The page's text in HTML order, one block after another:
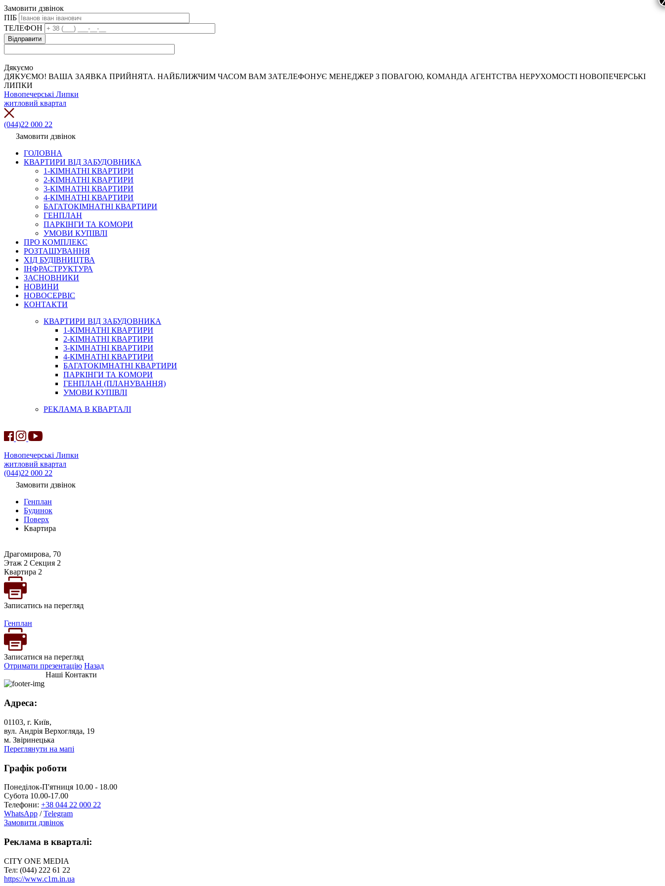
Замовити дзвінок
ПІБ
ТЕЛЕФОН
Дякуємо
ДЯКУЄМО! ВАША ЗАЯВКА ПРИЙНЯТА. НАЙБЛИЖЧИМ ЧАСОМ ВАМ ЗАТЕЛЕФОНУЄ МЕНЕДЖЕР З ПОВАГОЮ, КОМАНДА АГЕНТСТВА НЕРУХОМОСТІ НОВОПЕЧЕРСЬКІ
ЛИПКИ
Новопечерські Липки
житловий квартал
(044)22 000 22
Замовити дзвінок
ГОЛОВНА
КВАРТИРИ ВІД ЗАБУДОВНИКА
1-КІМНАТНІ КВАРТИРИ
2-КІМНАТНІ КВАРТИРИ
3-КІМНАТНІ КВАРТИРИ
4-КІМНАТНІ КВАРТИРИ
БАГАТОКІМНАТНІ КВАРТИРИ
ГЕНПЛАН
ПАРКІНГИ ТА КОМОРИ
УМОВИ КУПІВЛІ
ПРО КОМПЛЕКС
РОЗТАШУВАННЯ
ХІД БУДІВНИЦТВА
ІНФРАСТРУКТУРА
ЗАСНОВНИКИ
НОВИНИ
НОВОСЕРВІС
КОНТАКТИ
КВАРТИРИ ВІД ЗАБУДОВНИКА
1-КІМНАТНІ КВАРТИРИ
2-КІМНАТНІ КВАРТИРИ
3-КІМНАТНІ КВАРТИРИ
4-КІМНАТНІ КВАРТИРИ
БАГАТОКІМНАТНІ КВАРТИРИ
ПАРКІНГИ ТА КОМОРИ
ГЕНПЛАН (ПЛАНУВАННЯ)
УМОВИ КУПІВЛІ
РЕКЛАМА В КВАРТАЛІ
Новопечерські Липки
житловий квартал
(044)22 000 22
Замовити дзвінок
Генплан
Будинок
Поверх
Квартира
Драгомирова, 70
Этаж 2 Секция 2
Квартира 2
Записатись на перегляд
Генплан
Записатися на перегляд
Отримати презентацію Назад
Наші Контакти
Адреса:
01103, г. Київ,
вул. Андрія Верхогляда, 19
м. Звіринецька
Переглянути на мапі
Графік роботи
Понеділок-П'ятниця 10.00 - 18.00
Субота 10.00-17.00
Телефони: +38 044 22 000 22
WhatsApp /Telegram
Замовити дзвінок
Реклама в кварталі:
CITY ONE MEDIA
Тел: (044) 222 61 22
https://www.c1m.in.ua